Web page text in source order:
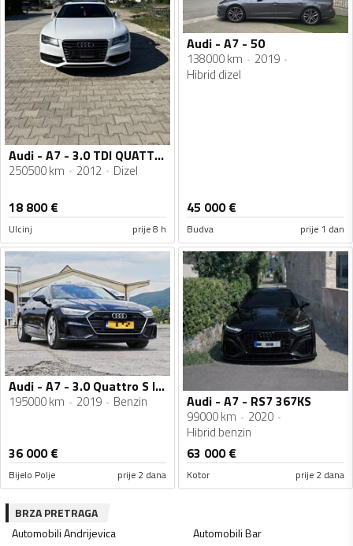
Audi - A7 - 3.0 TDI QUATTRO
250500 km 2012 Dizel
18 800€
Ulcinj prije 8 h
Audi - A7 - 50
138000 km
2019
Hibrid dizel
45 000€
Budva prije 1 dan
Audi - A7 - 3.0 Quattro S line
195000 km 2019 Benzin
36 000€
Bijelo Polje prije 2 dana
Audi - A7 - RS7 367KS
99000 km
2020
Hibrid benzin
63 000€
Kotor prije 2 dana
BRZA PRETRAGA
AutomobiliAndrijevica AutomobiliBar